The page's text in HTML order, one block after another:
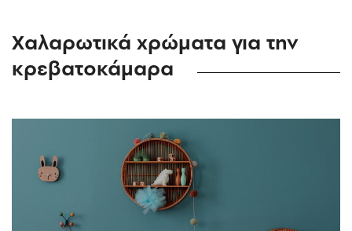
Χαλαρωτικά χρώματα για την
κρεβατοκάμαρα